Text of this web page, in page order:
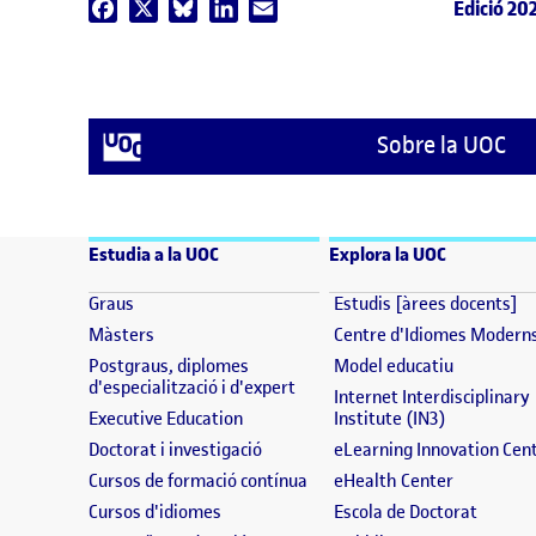
Facebook BlueskyLinkedIn Edició
Sobre la UOC
Estudia a la UOC
Graus (s'obre en una finestra nova)
Màsters (s'obre en una finestra nova)
Postgraus, diplomes
d'especialització i d'expert(s'obre en una finestra nova)
Executive Education(s'obre en una finestra nova)
Doctorat i investigació(s'obre en una finestra nova)
Cursos de formació contínua (s'obre en una finestra nova)
Cursos d'idiomes (s'obre en una finestra nova)
Explora la UOC
Estudis [àrees docents]
Centre d'Idiomes
Model educatiu(s'obre en
Internet Interdisciplinary
Institute (IN3)(s'obre en
eLearning Innovation
eHealth Center(s'obre en
Escola de Doctorat(s'obre